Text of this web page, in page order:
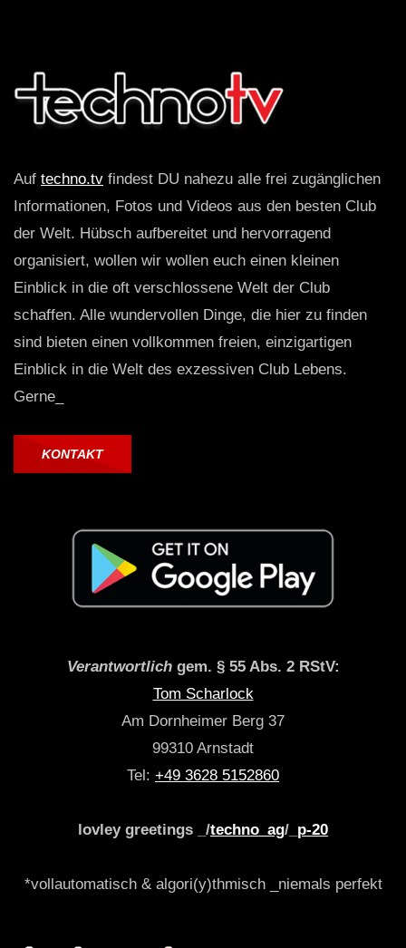
Auf techno.tv findest DU nahezu alle frei zugänglichen
Informationen, Fotos und Videos aus den besten Club
der Welt. Hübsch aufbereitet und hervorragend
organisiert, wollen wir wollen euch einen kleinen
Einblick in die oft verschlossene Welt der Club
schaffen. Alle wundervollen Dinge, die hier zu finden
sind bieten einen vollkommen freien, einzigartigen
Einblick in die Welt des exzessiven Club Lebens.
Gerne_
KONTAKT
Verantwortlichgem. § 55 Abs. 2 RStV:
Tom Scharlock
Am Dornheimer Berg 37
99310 Arnstadt
Tel: +49 3628 5152860
lovley greetings _/techno_ag/_ p-20
*vollautomatisch & algori(y)thmisch _niemals perfekt